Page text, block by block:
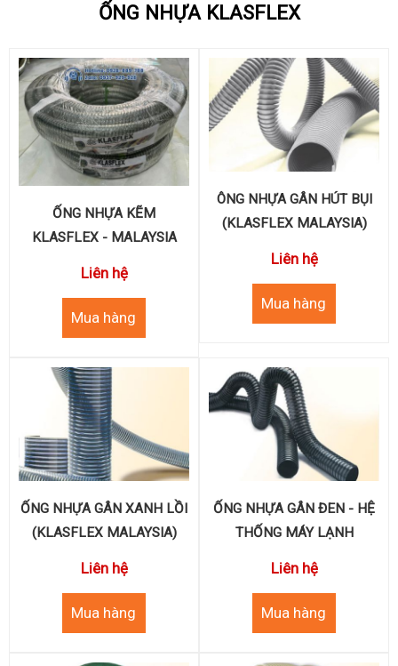
ỐNG NHỰA KLASFLEX
ỐNG NHỰA KẼM
KLASFLEX - MALAYSIA
Liên hệ
ÔNG NHỰA GÂN HÚT BỤI
(KLASFLEX MALAYSIA)
Liên hệ
ỐNG NHỰA GÂN XANH LỒI
(KLASFLEX MALAYSIA)
Liên hệ
ỐNG NHỰA GÂN ĐEN - HỆ
THỐNG MÁY LẠNH
Liên hệ